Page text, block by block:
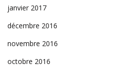
janvier 2017
décembre 2016
novembre 2016
octobre 2016